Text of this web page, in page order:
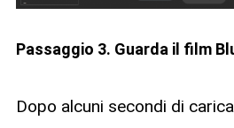
Passaggio 3. Guarda il film
Dopo alcuni secondi di